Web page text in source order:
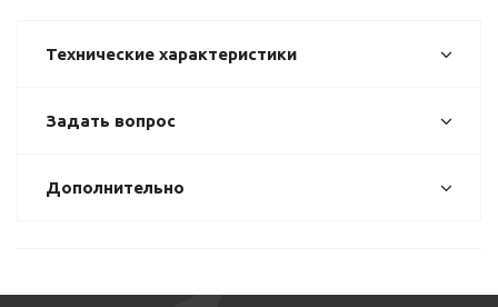
Технические характеристики
Задать вопрос
Дополнительно